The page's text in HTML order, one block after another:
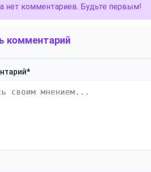
нет комментариев. Будьте первым!
комментарий
*